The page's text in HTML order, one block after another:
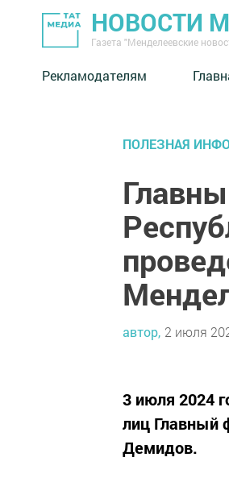
НОВОСТИ
Газета "Менделеевские
Рекламодателям
ПОЛЕЗНАЯ
автор, 2 июля
3 июля 2024
лиц Главный
Демидов.